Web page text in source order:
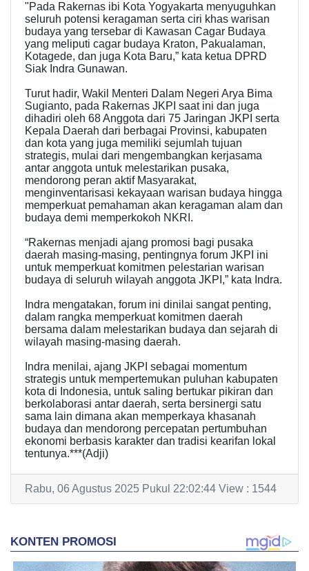
"Pada Rakernas ibi Kota Yogyakarta menyuguhkan
seluruh potensi keragaman serta ciri khas warisan
budaya yang tersebar di Kawasan Cagar Budaya
yang meliputi cagar budaya Kraton, Pakualaman,
Kotagede, dan juga Kota Baru,” kata ketua DPRD
Siak Indra Gunawan.
Turut hadir, Wakil Menteri Dalam Negeri Arya Bima
Sugianto, pada Rakernas JKPI saat ini dan juga
dihadiri oleh 68 Anggota dari 75 Jaringan JKPI serta
Kepala Daerah dari berbagai Provinsi, kabupaten
dan kota yang juga memiliki sejumlah tujuan
strategis, mulai dari mengembangkan kerjasama
antar anggota untuk melestarikan pusaka,
mendorong peran aktif Masyarakat,
menginventarisasi kekayaan warisan budaya hingga
memperkuat pemahaman akan keragaman alam dan
budaya demi memperkokoh NKRI.
“Rakernas menjadi ajang promosi bagi pusaka
daerah masing-masing, pentingnya forum JKPI ini
untuk memperkuat komitmen pelestarian warisan
budaya di seluruh wilayah anggota JKPI,” kata Indra.
Indra mengatakan, forum ini dinilai sangat penting,
dalam rangka memperkuat komitmen daerah
bersama dalam melestarikan budaya dan sejarah di
wilayah masing-masing daerah.
Indra menilai, ajang JKPI sebagai momentum
strategis untuk mempertemukan puluhan kabupaten
kota di Indonesia, untuk saling bertukar pikiran dan
berkolaborasi antar daerah, serta bersinergi satu
sama lain dimana akan memperkaya khasanah
budaya dan mendorong percepatan pertumbuhan
ekonomi berbasis karakter dan tradisi kearifan lokal
tentunya.***(Adji)
Rabu, 06 Agustus 2025 Pukul 22:02:44 View : 1544